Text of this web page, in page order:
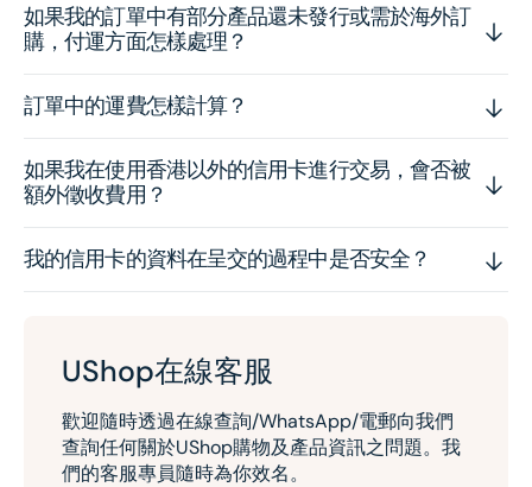
如果我的訂單中有部分產品還未發行或需於海外訂
購，付運方面怎樣處理？
訂單中的運費怎樣計算？
如果我在使用香港以外的信用卡進行交易，會否被
額外徵收費用？
我的信用卡的資料在呈交的過程中是否安全？
UShop在線客服
歡迎隨時透過在線查詢/WhatsApp/電郵向我們
查詢任何關於UShop購物及產品資訊之問題。我
們的客服專員隨時為你效名。